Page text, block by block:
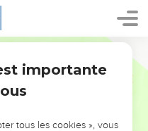
importante
tous les cookies », vous